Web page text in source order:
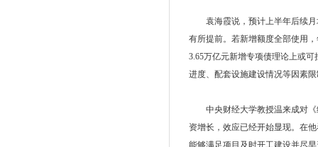
袁海霞说，预计上半年后续月
有所提前。若新增额度全部使用
3.65万亿元新增专项债理论上或
进度、配套设施建设情况等因素限
中央财经大学教授温来成对《
资增长，效应已经开始显现。在
能够满足项目及时开工建设并尽